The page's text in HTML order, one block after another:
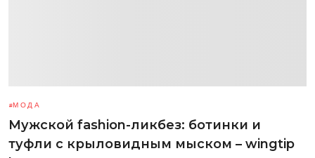
МОДА
Мужской fashion-ликбез: ботинки и
туфли с крыловидным мыском – wingtip